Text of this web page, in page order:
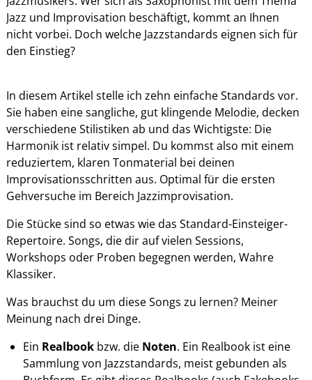
Jazz und Improvisation beschäftigt, kommt an Ihnen
nicht vorbei. Doch welche Jazzstandards eignen sich für
den Einstieg?
In diesem Artikel stelle ich zehn einfache Standards vor.
Sie haben eine sangliche, gut klingende Melodie, decken
verschiedene Stilistiken ab und das Wichtigste: Die
Harmonik ist relativ simpel. Du kommst also mit einem
reduziertem, klaren Tonmaterial bei deinen
Improvisationsschritten aus. Optimal für die ersten
Gehversuche im Bereich Jazzimprovisation.
Die Stücke sind so etwas wie das Standard-Einsteiger-
Repertoire. Songs, die dir auf vielen Sessions,
Workshops oder Proben begegnen werden, Wahre
Klassiker.
Was brauchst du um diese Songs zu lernen? Meiner
Meinung nach drei Dinge.
Ein Realbook bzw. dieNoten. Ein Realbook ist eine
Sammlung von Jazzstandards, meist gebunden als